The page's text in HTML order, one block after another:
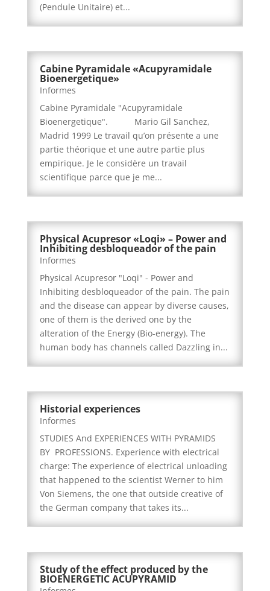
(Pendule Unitaire) et...
Cabine Pyramidale «Acupyramidale
Bioenergetique»
Informes
Cabine Pyramidale "Acupyramidale
Bioenergetique". Mario Gil Sanchez,
Madrid 1999 Le travail qu’on présente a une
partie théorique et une autre partie plus
empirique. Je le considère un travail
scientifique parce que je me...
Physical Acupresor «Loqi» – Power and
Inhibiting desbloqueador of the pain
Informes
Physical Acupresor "Loqi" - Power and
Inhibiting desbloqueador of the pain. The pain
and the disease can appear by diverse causes,
one of them is the derived one by the
alteration of the Energy (Bio-energy). The
human body has channels called Dazzling in...
Historial experiences
Informes
STUDIES And EXPERIENCES WITH PYRAMIDS
BY PROFESSIONS. Experience with electrical
charge: The experience of electrical unloading
that happened to the scientist Werner to him
Von Siemens, the one that outside creative of
the German company that takes its...
Study of the effect produced by the
BIOENERGETIC ACUPYRAMID